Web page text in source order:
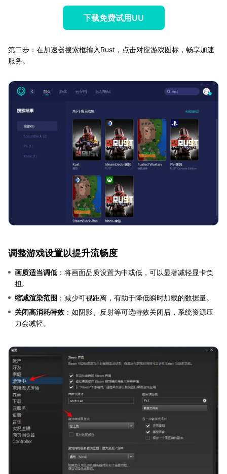
下载免费试用UU
第二步：在加速器搜索框输入Rust，点击对应游戏图标，畅享加速
服务。
调整游戏设置以提升流畅度
画质适当调低 ：将画面品质设置为中或低，可以显著减轻显卡负
担。
缩减渲染范围 ：减少可视距离，有助于降低瞬时加载的数据量。
关闭高消耗特效 ：如阴影、反射等可选特效关闭后，系统资源压
力会减轻。